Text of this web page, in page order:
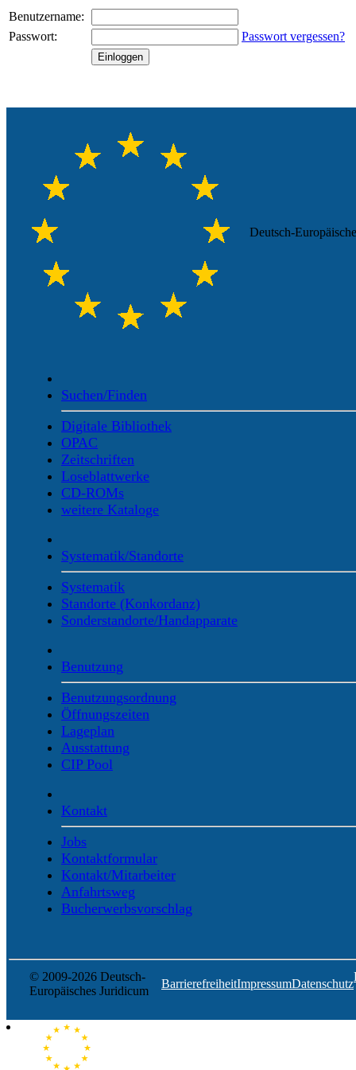
Benutzername:
Passwort:
Passwort vergessen?
Einloggen
Deutsch-
Suchen/Finden
Digitale Bibliothek
OPAC
Zeitschriften
Loseblattwerke
CD-ROMs
weitere Kataloge
Systematik/Standorte
Systematik
Standorte (Konkordanz)
Sonderstandorte/Handapparate
Benutzung
Benutzungsordnung
Öffnungszeiten
Lageplan
Ausstattung
CIP Pool
Kontakt
Jobs
Kontaktformular
Kontakt/Mitarbeiter
Anfahrtsweg
Bucherwerbsvorschlag
© 2009-2026 Deutsch-
Europäisches Juridicum
BarrierefreiheitImpressumDatenschutz